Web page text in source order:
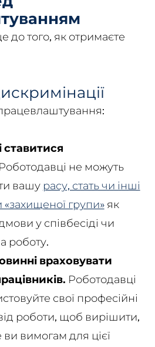
до того, як отримаєте
ставитися
Роботодавці не можуть
вашу расу, стать чи інші
«захищеної групи»як
у співбесіді чи
роботу.
враховувати
Роботодавці
свої професійні
роботи, щоб вирішити,
ви вимогам для цієї